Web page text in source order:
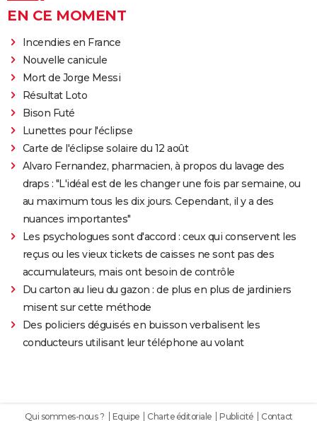
EN CE MOMENT
Incendies en France
Nouvelle canicule
Mort de Jorge Messi
Résultat Loto
Bison Futé
Lunettes pour l'éclipse
Carte de l'éclipse solaire du 12 août
Alvaro Fernandez, pharmacien, à propos du lavage des
draps : "L'idéal est de les changer une fois par semaine, ou
au maximum tous les dix jours. Cependant, il y a des
nuances importantes"
Les psychologues sont d'accord : ceux qui conservent les
reçus ou les vieux tickets de caisses ne sont pas des
accumulateurs, mais ont besoin de contrôle
Du carton au lieu du gazon : de plus en plus de jardiniers
misent sur cette méthode
Des policiers déguisés en buisson verbalisent les
conducteurs utilisant leur téléphone au volant
Qui sommes-nous ? Equipe Charte éditoriale Publicité Contact